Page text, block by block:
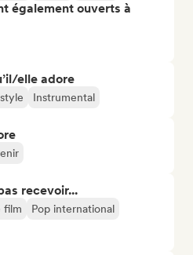
également ouverts à
elle adore
Instrumental
recevoir...
film
Pop international